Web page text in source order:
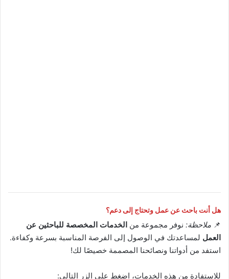
هل أنت باحث عن عمل وتحتاج إلى دعم؟
📌 ملاحظة: نوفر مجموعة من الخدمات المخصصة للباحثين عن
العمل لمساعدتك في الوصول إلى الفرصة المناسبة بسرعة وكفاءة.
استفد من أدواتنا ونصائحنا المصممة خصيصًا لك!
للاستفادة من هذه الخدمات، اضغط على الزر التالي: